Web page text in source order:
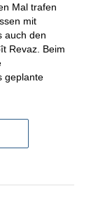
Mal trafen
mit
auch den
Revaz. Beim
geplante